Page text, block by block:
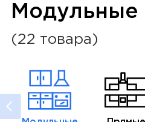
Модульные
(22 товара)